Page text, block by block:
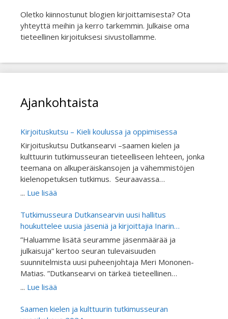
Oletko kiinnostunut blogien kirjoittamisesta? Ota
yhteyttä meihin ja kerro tarkemmin. Julkaise oma
tieteellinen kirjoituksesi sivustollamme.
Ajankohtaista
Kirjoituskutsu – Kieli koulussa ja oppimisessa
Kirjoituskutsu Dutkansearvi –saamen kielen ja
kulttuurin tutkimusseuran tieteelliseen lehteen, jonka
teemana on alkuperäiskansojen ja vähemmistöjen
kielenopetuksen tutkimus. Seuraavassa
Dutkansearvin tieteellinen aikausilehden
alkuperäiskansojen ja vähemmistöjen koulututkimusta
kieltenopetuksen näkökulmasta. Julkaisu on
vertaisarvioitu. Kutsumme tutkijoita ja asiantuntijoita
kirjoittamaan artikkeleita alkuperäiskansojen ja
vähemmistöjen kieltenopetuksen ja kielitietoisen
opetuksen tutkimuksen teemanumeroon “Giella
oppimisessa”. Teemanumeron toimittavat FT Inker-
Hanna Outakoski ja professori Pigga Keskitalo.
... Lue lisää
Tutkimusseura Dutkansearvin uusi hallitus
houkuttelee uusia jäseniä ja kirjoittajia Inarin
kirjoitusretriitillä
”Haluamme lisätä seuramme jäsenmäärää ja
julkaisuja” kertoo seuran tulevaisuuden
suunnitelmista uusi puheenjohtaja Meri Mononen-
Matias. ”Dutkansearvi on tärkeä tieteellinen
tietolähde ja Suomen ainoa saameksikin julkaiseva
saamen ja muiden alkuperäiskansojen kielen ja
... Lue lisää
Saamen kielen ja kulttuurin tutkimusseuran